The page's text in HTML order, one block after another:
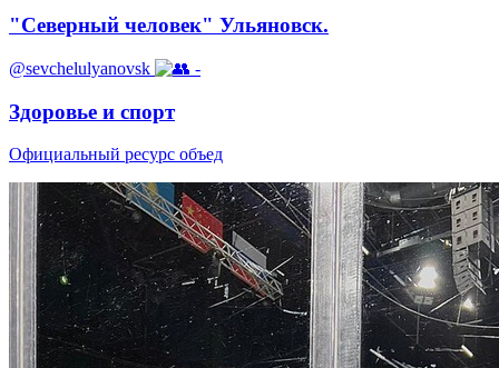
"Северный человек" Ульяновск.
@sevchelulyanovsk -
Здоровье и спорт
Официальный ресурс объед